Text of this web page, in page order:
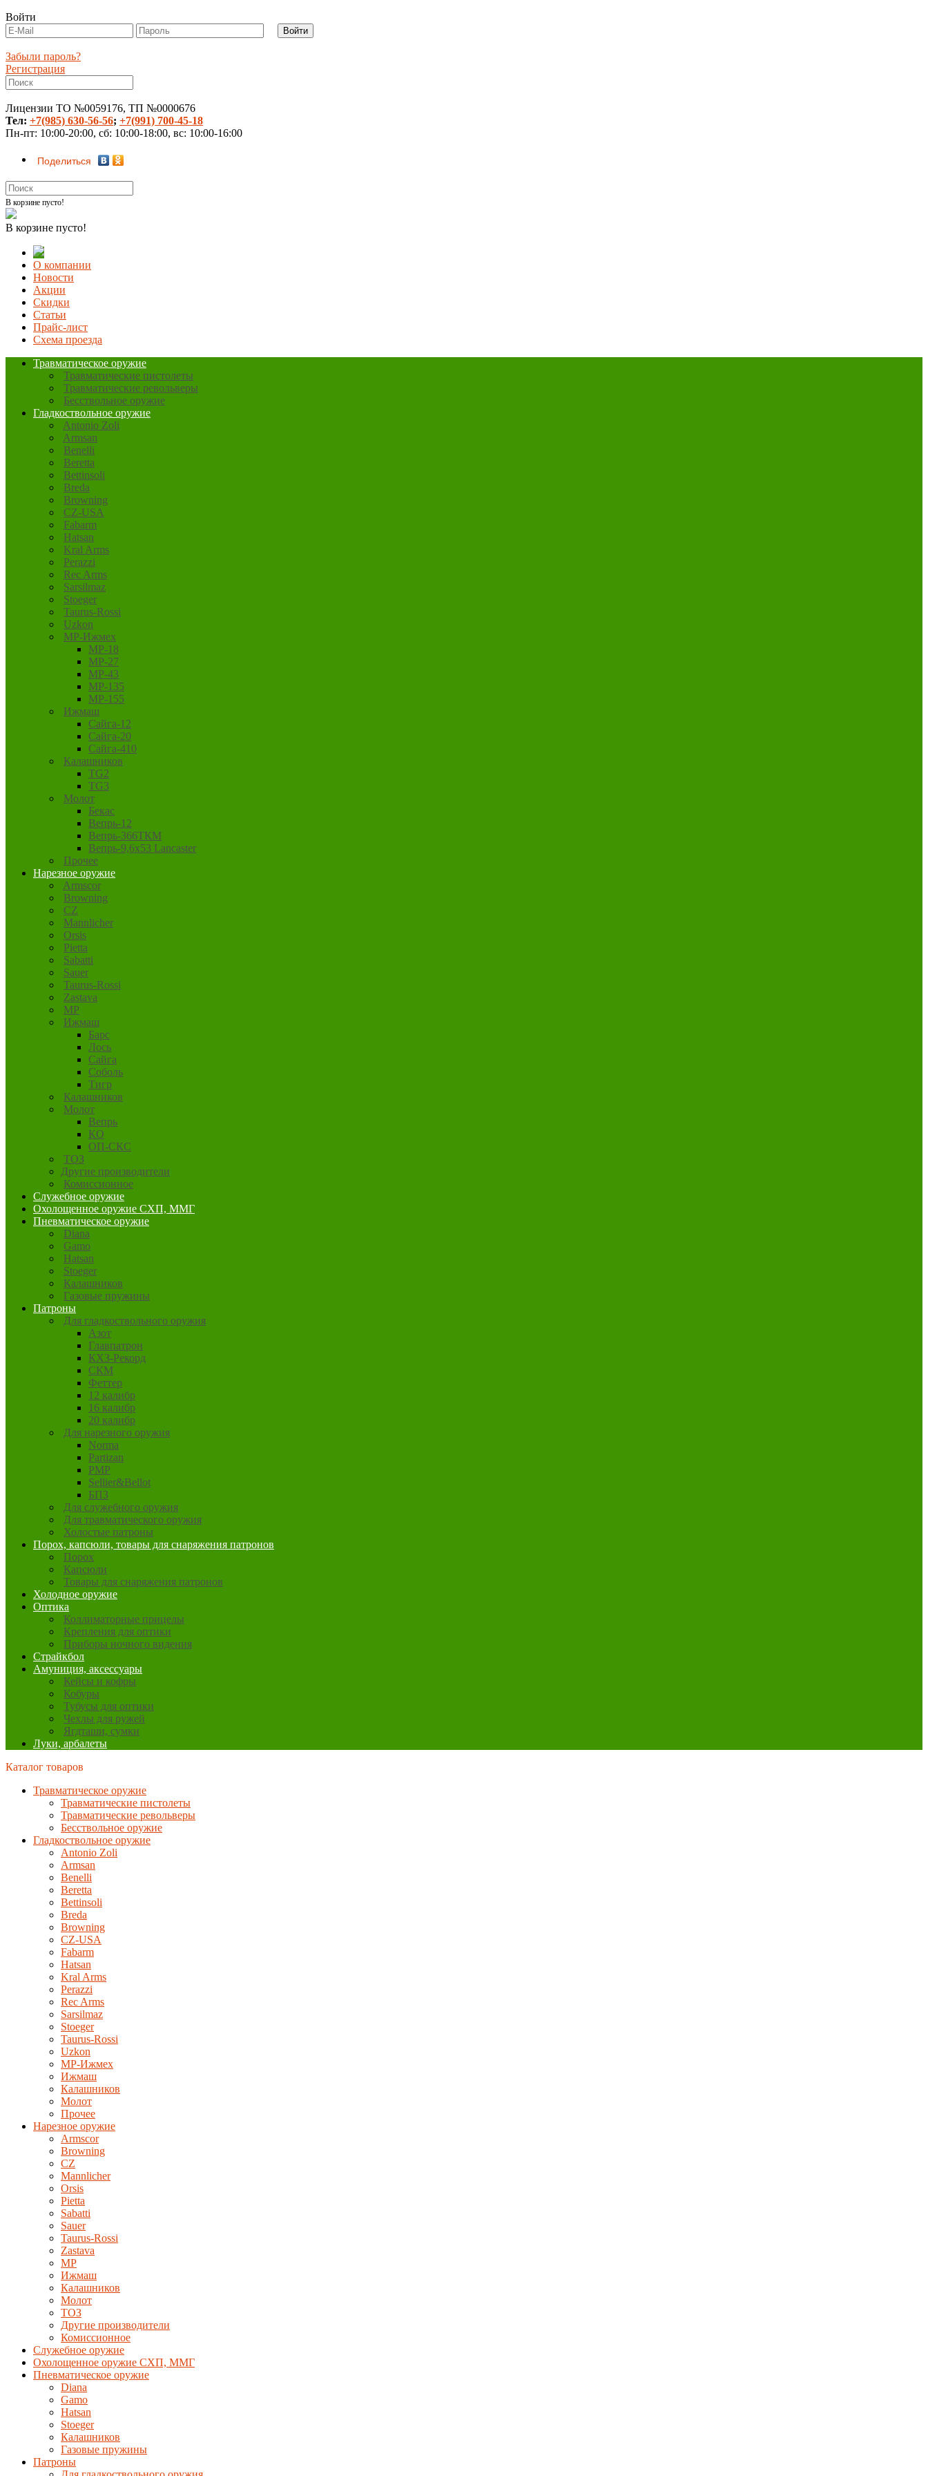
Войти
Забыли пароль?
Регистрация
Лицензии ТО №0059176, ТП №0000676
Тел: +7(985) 630-56-56; +7(991) 700-45-18
Пн-пт: 10:00-20:00, сб: 10:00-18:00, вс: 10:00-16:00
Поделиться
В корзине пусто!
В корзине пусто!
О компании
Новости
Акции
Скидки
Статьи
Прайс-лист
Схема проезда
Травматическое оружие
Травматические пистолеты
Травматические револьверы
Бесствольное оружие
Гладкоствольное оружие
Antonio Zoli
Armsan
Benelli
Beretta
Bettinsoli
Breda
Browning
CZ-USA
Fabarm
Hatsan
Kral Arms
Perazzi
Rec Arms
Sarsilmaz
Stoeger
Taurus-Rossi
Uzkon
MP-Ижмех
MP-18
MP-27
MP-43
MP-135
MP-155
Ижмаш
Сайга-12
Сайга-20
Сайга-410
Калашников
TG2
TG3
Молот
Бекас
Вепрь-12
Вепрь-366ТКМ
Вепрь-9,6х53 Lancaster
Прочее
Нарезное оружие
Armscor
Browning
CZ
Mannlicher
Orsis
Pietta
Sabatti
Sauer
Taurus-Rossi
Zastava
MP
Ижмаш
Барс
Лось
Сайга
Соболь
Тигр
Калашников
Молот
Вепрь
КО
ОП-СКС
ТОЗ
Другие производители
Комиссионное
Служебное оружие
Охолощенное оружие СХП, ММГ
Пневматическое оружие
Diana
Gamo
Hatsan
Stoeger
Калашников
Газовые пружины
Патроны
Для гладкоствольного оружия
Азот
Главпатрон
КХЗ-Рекорд
СКМ
Феттер
12 калибр
16 калибр
20 калибр
Для нарезного оружия
Norma
Partizan
PMP
Sellier&Bellot
БПЗ
Для служебного оружия
Для травматического оружия
Холостые патроны
Порох, капсюли, товары для снаряжения патронов
Порох
Капсюли
Товары для снаряжения патронов
Холодное оружие
Оптика
Коллиматорные прицелы
Крепления для оптики
Приборы ночного видения
Страйкбол
Амуниция, аксессуары
Кейсы и кофры
Кобуры
Тубусы для оптики
Чехлы для ружей
Ягдташи, сумки
Луки, арбалеты
Каталог товаров
Травматическое оружие
Травматические пистолеты
Травматические револьверы
Бесствольное оружие
Гладкоствольное оружие
Antonio Zoli
Armsan
Benelli
Beretta
Bettinsoli
Breda
Browning
CZ-USA
Fabarm
Hatsan
Kral Arms
Perazzi
Rec Arms
Sarsilmaz
Stoeger
Taurus-Rossi
Uzkon
MP-Ижмех
Ижмаш
Калашников
Молот
Прочее
Нарезное оружие
Armscor
Browning
CZ
Mannlicher
Orsis
Pietta
Sabatti
Sauer
Taurus-Rossi
Zastava
MP
Ижмаш
Калашников
Молот
ТОЗ
Другие производители
Комиссионное
Служебное оружие
Охолощенное оружие СХП, ММГ
Пневматическое оружие
Diana
Gamo
Hatsan
Stoeger
Калашников
Газовые пружины
Патроны